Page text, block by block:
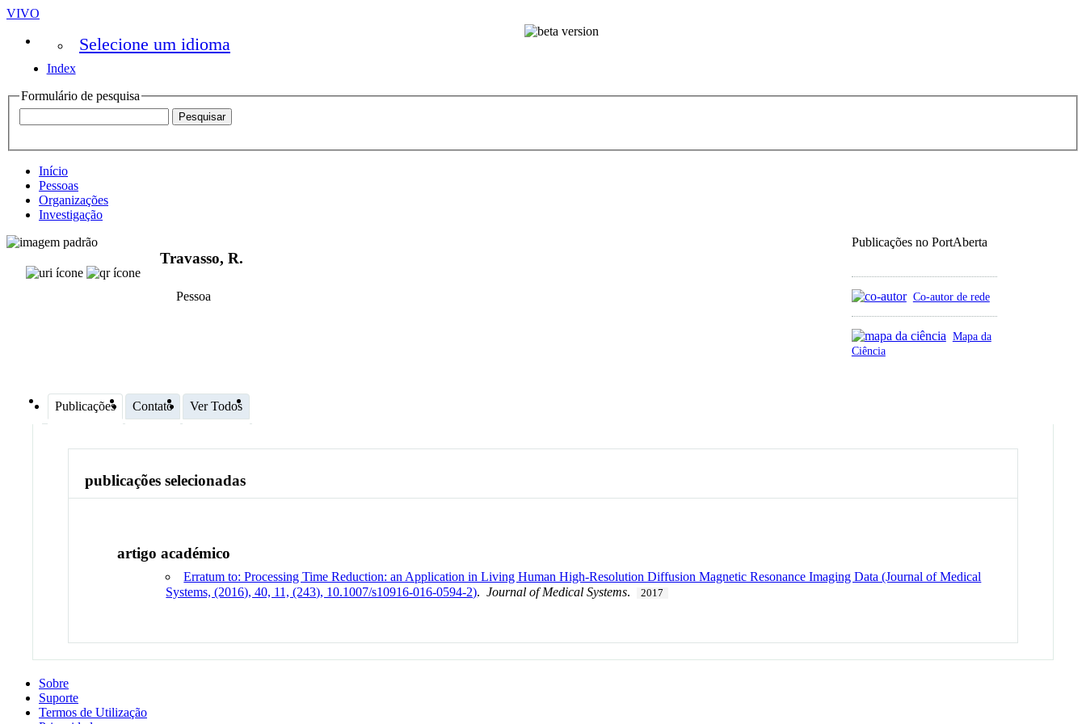
VIVO
Selecione um idioma
Index
Formulário de pesquisa
Início
Pessoas
Organizações
Investigação
Publicações no PortAberta
Co-autor de rede
Mapa da
Ciência
Travasso, R.
Pessoa
Publicações Contato Ver Todos
publicações selecionadas
artigo académico
Erratum to: Processing Time Reduction: an Application in Living Human High-Resolution Diffusion Magnetic Resonance Imaging Data (Journal of Medical
Systems, (2016), 40, 11, (243), 10.1007/s10916-016-0594-2).Journal of Medical Systems. 2017
Sobre
Suporte
Termos de Utilização